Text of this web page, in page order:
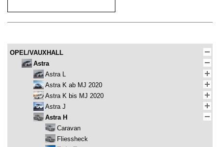
OPEL/VAUXHALL
Astra
Astra L
Astra K ab MJ 2020
Astra K bis MJ 2020
Astra J
Astra H
Caravan
Fliessheck